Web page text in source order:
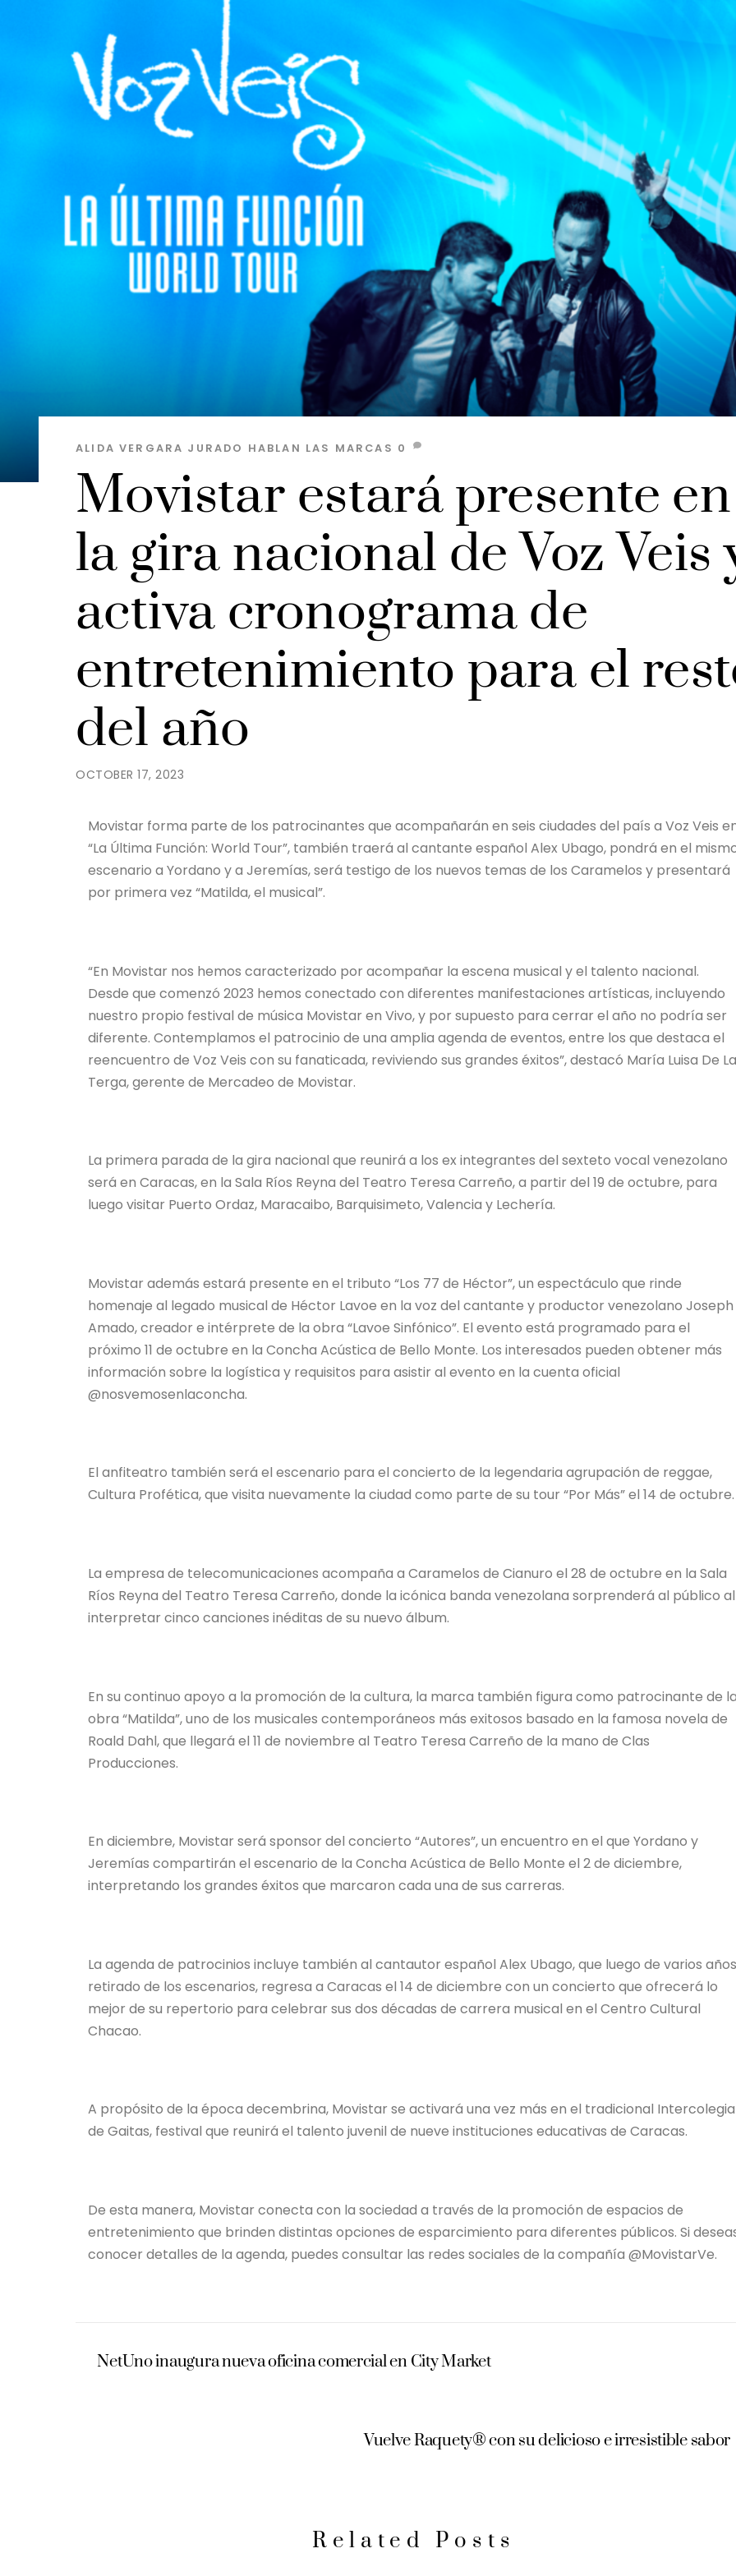
OCTOBER 17, 2023
Movistar estará presente en
la gira nacional de Voz Veis
activa cronograma de
entretenimiento para el
del año
ALIDA VERGARA JURADO HABLAN LAS MARCAS 0
Movistar forma parte de los patrocinantes que acompañarán en seis ciudades del país a Voz Veis
“La Última Función: World Tour”, también traerá al cantante español Alex Ubago, pondrá en el
escenario a Yordano y a Jeremías, será testigo de los nuevos temas de los Caramelos y presentará
por primera vez “Matilda, el musical”.
“En Movistar nos hemos caracterizado por acompañar la escena musical y el talento nacional.
Desde que comenzó 2023 hemos conectado con diferentes manifestaciones artísticas, incluyendo
nuestro propio festival de música Movistar en Vivo, y por supuesto para cerrar el año no podría ser
diferente. Contemplamos el patrocinio de una amplia agenda de eventos, entre los que destaca el
reencuentro de Voz Veis con su fanaticada, reviviendo sus grandes éxitos”, destacó María Luisa De La
Terga, gerente de Mercadeo de Movistar.
La primera parada de la gira nacional que reunirá a los ex integrantes del sexteto vocal venezolano
será en Caracas, en la Sala Ríos Reyna del Teatro Teresa Carreño, a partir del 19 de octubre, para
luego visitar Puerto Ordaz, Maracaibo, Barquisimeto, Valencia y Lechería.
Movistar además estará presente en el tributo “Los 77 de Héctor”, un espectáculo que rinde
homenaje al legado musical de Héctor Lavoe en la voz del cantante y productor venezolano Joseph
Amado, creador e intérprete de la obra “Lavoe Sinfónico”. El evento está programado para el
próximo 11 de octubre en la Concha Acústica de Bello Monte. Los interesados pueden obtener más
información sobre la logística y requisitos para asistir al evento en la cuenta oficial
@nosvemosenlaconcha.
El anfiteatro también será el escenario para el concierto de la legendaria agrupación de reggae,
Cultura Profética, que visita nuevamente la ciudad como parte de su tour “Por Más” el 14 de
La empresa de telecomunicaciones acompaña a Caramelos de Cianuro el 28 de octubre en la Sala
Ríos Reyna del Teatro Teresa Carreño, donde la icónica banda venezolana sorprenderá al público al
interpretar cinco canciones inéditas de su nuevo álbum.
En su continuo apoyo a la promoción de la cultura, la marca también figura como patrocinante de
obra “Matilda”, uno de los musicales contemporáneos más exitosos basado en la famosa novela de
Roald Dahl, que llegará el 11 de noviembre al Teatro Teresa Carreño de la mano de Clas
Producciones.
En diciembre, Movistar será sponsor del concierto “Autores”, un encuentro en el que Yordano y
Jeremías compartirán el escenario de la Concha Acústica de Bello Monte el 2 de diciembre,
interpretando los grandes éxitos que marcaron cada una de sus carreras.
La agenda de patrocinios incluye también al cantautor español Alex Ubago, que luego de varios años
retirado de los escenarios, regresa a Caracas el 14 de diciembre con un concierto que ofrecerá lo
mejor de su repertorio para celebrar sus dos décadas de carrera musical en el Centro Cultural
Chacao.
A propósito de la época decembrina, Movistar se activará una vez más en el tradicional
de Gaitas, festival que reunirá el talento juvenil de nueve instituciones educativas de Caracas.
De esta manera, Movistar conecta con la sociedad a través de la promoción de espacios de
entretenimiento que brinden distintas opciones de esparcimiento para diferentes públicos. Si
conocer detalles de la agenda, puedes consultar las redes sociales de la compañía @MovistarVe.
NetUno inaugura nueva oficina comercial en City Market
Vuelve Raquety® con su delicioso e irresistible sabor
Related Posts